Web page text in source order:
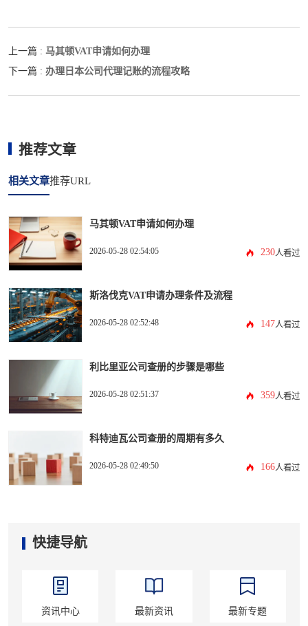
上一篇 : 马其顿VAT申请如何办理
下一篇 : 办理日本公司代理记账的流程攻略
推荐文章
相关文章推荐URL
马其顿VAT申请如何办理
2026-05-28 02:54:05 230人看过
斯洛伐克VAT申请办理条件及流程
2026-05-28 02:52:48 147人看过
利比里亚公司查册的步骤是哪些
2026-05-28 02:51:37 359人看过
科特迪瓦公司查册的周期有多久
2026-05-28 02:49:50 166人看过
快捷导航
资讯中心 最新资讯 最新专题